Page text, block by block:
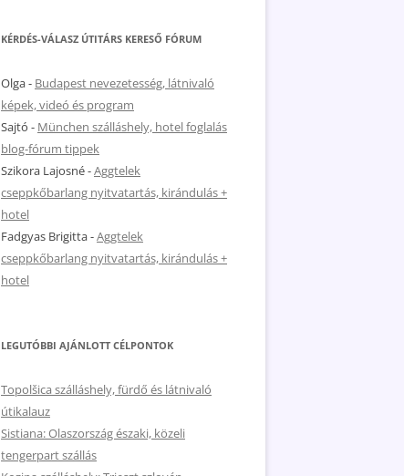
KÉRDÉS-VÁLASZ ÚTITÁRS KERESŐ FÓRUM
Olga- Budapest nevezetesség, látnivaló
képek, videó és program
Sajtó - München szálláshely, hotel foglalás
blog-fórum tippek
Szikora Lajosné-Aggtelek
cseppkőbarlang nyitvatartás, kirándulás +
hotel
Fadgyas Brigitta-Aggtelek
cseppkőbarlang nyitvatartás, kirándulás +
hotel
LEGUTÓBBI AJÁNLOTT CÉLPONTOK
Topolšica szálláshely, fürdő és látnivaló
útikalauz
Sistiana: Olaszország északi, közeli
tengerpart szállás